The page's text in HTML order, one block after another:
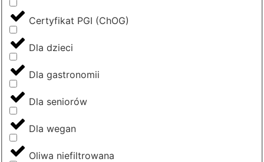
Certyfikat PGI (ChOG)
Dla dzieci
Dla gastronomii
Dla seniorów
Dla wegan
Oliwa niefiltrowana